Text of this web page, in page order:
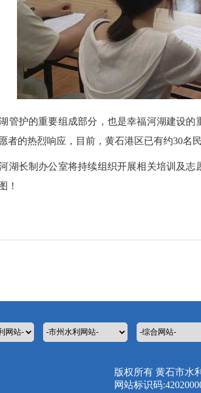
管护的重要组成部分，也是幸福河湖建设
者的热烈响应，目前，黄石港区已有约30名
湖长制办公室将持续组织开展相关培训及
！
版权所有 黄石市水
网站标识码